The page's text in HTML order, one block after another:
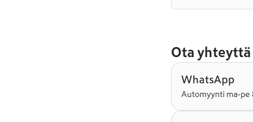
Ota yhteyttä
WhatsApp
Automyynti ma-pe